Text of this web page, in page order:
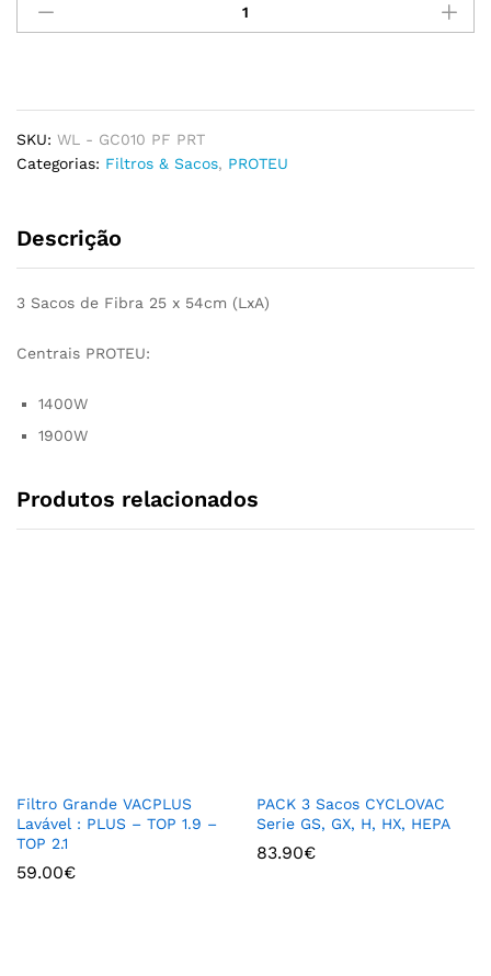
Fibra
Para
e
1900W
(pack
Sacos)
quantidade
SKU: WL - GC010 PF PRT
Categorias: Filtros & Sacos, PROTEU
Descrição
3 Sacos de Fibra 25 x 54cm (LxA)
Centrais PROTEU:
1400W
1900W
Produtos relacionados
Filtro Grande VACPLUS
Lavável : PLUS – TOP 1.9 –
TOP 2.1
59.00€
PACK 3 Sacos CYCLOVAC
Serie GS, GX, H, HX, HEPA
83.90€